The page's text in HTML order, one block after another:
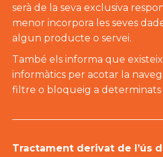
serà de la seva exclusiva
menor incorpora les seves
algun producte o servei.
També els informa que
informàtics per acotar la
filtre o bloqueig a
Tractament derivat de l’ús